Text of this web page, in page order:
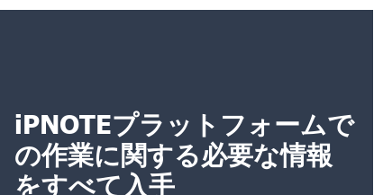
iPNOTEプラットフォームで
の作業に関する必要な情報
をすべて入手